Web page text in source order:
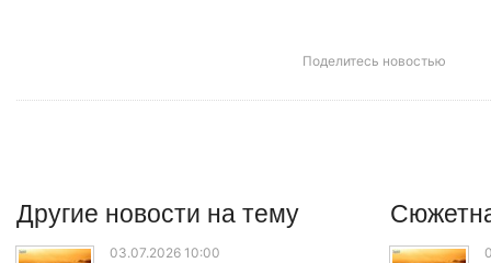
Поделитесь новостью
Другие новости на тему
03.07.2026 10:00